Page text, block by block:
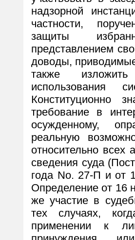
надзорной
частности,
защиты
представлением
доводы,
также
использования
Конституционно
требование в
осужденному,
реальную
относительно всех
сведения суда
года No. 27-П и от
Определение от 16
же участие в
тех случаях,
применении к